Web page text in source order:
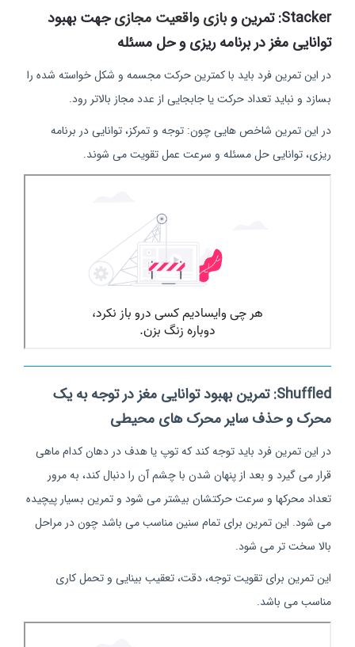
Stacker: تمرین و بازی واقعیت مجازیجهت بهبود
توانایی مغز در برنامه ریزی و حل مسئله
در این تمرین فرد باید با کمترین حرکت مجسمه و شکل خواسته شده را
بسازد و نباید تعداد حرکت یا جابجایی از عدد مجاز بالاتر رود.
در این تمرین شاخص هایی چون: توجه و تمرکز، توانایی در برنامه
ریزی، توانایی حل مسئله و سرعت عمل تقویت می شوند.
Shuffled: تمرین بهبود توانایی مغز در توجه به یک
محرک و حذف سایر محرک های محیطی
در این تمرین فرد باید توجه کند که توپ یا هدف در دهان کدام ماهی
قرار می گیرد و بعد از پنهان شدن با چشم آن را دنبال کند، به مرور
تعداد محرکها و سرعت حرکتشان بیشتر می شود و تمرین بسیار پیچیده
می شود. این تمرین برای تمام سنین مناسب می باشد چون در مراحل
بالا سخت تر می شود.
این تمرین برای تقویت توجه، دقت، تعقیب بینایی و تحمل کاری
مناسب می باشد.